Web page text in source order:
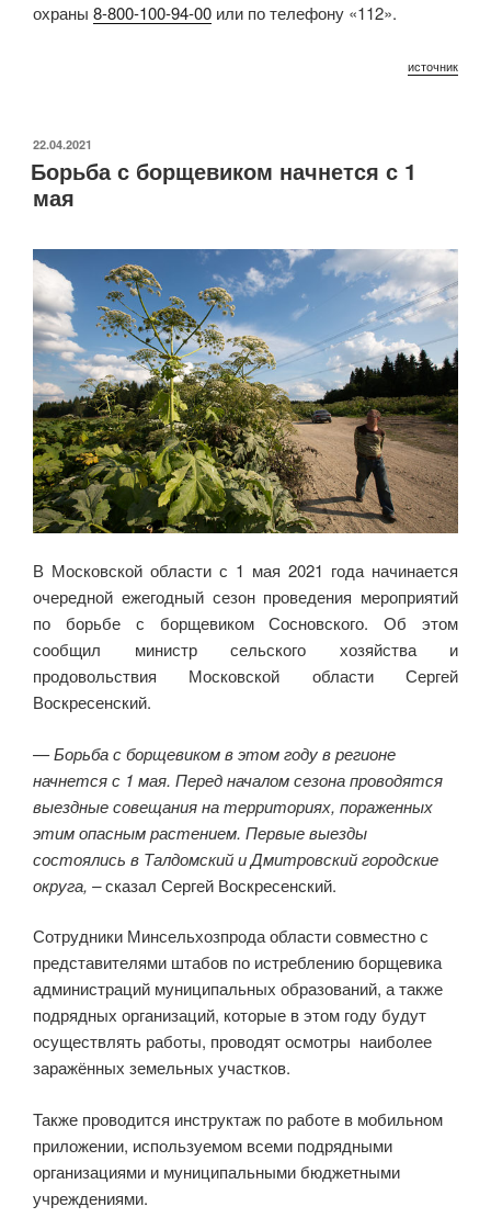
охраны 8-800-100-94-00 или по телефону «112».
источник
ОПУБЛИКОВАНО
22.04.2021
Борьба с борщевиком начнется с 1
мая
В Московской области с 1 мая 2021 года начинается
очередной ежегодный сезон проведения мероприятий
по борьбе с борщевиком Сосновского. Об этом
сообщил министр сельского хозяйства и
продовольствия Московской области Сергей
Воскресенский.
— Борьба с борщевиком в этом году в регионе
начнется с 1 мая. Перед началом сезона проводятся
выездные совещания на территориях, пораженных
этим опасным растением. Первые выезды
состоялись в Талдомский и Дмитровский городские
округа, –сказал Сергей Воскресенский.
Сотрудники Минсельхозпрода области совместно с
представителями штабов по истреблению борщевика
администраций муниципальных образований, а также
подрядных организаций, которые в этом году будут
осуществлять работы, проводят осмотры наиболее
заражённых земельных участков.
Также проводится инструктаж по работе в мобильном
приложении, используемом всеми подрядными
организациями и муниципальными бюджетными
учреждениями.